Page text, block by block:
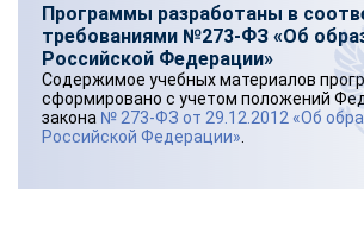
Программы разработаны в
требованиями №273-ФЗ «Об
Российской Федерации»
Содержимое учебных материалов
сформировано с учетом положений
закона № 273-ФЗ от 29.12.2012 «Об
Российской Федерации»